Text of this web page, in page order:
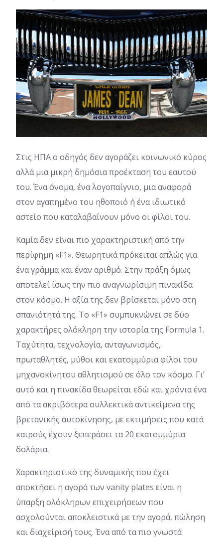
Στις ΗΠΑ ο οδηγός δεν αγοράζει κοινωνικό κύρος
αλλά μια μικρή δημόσια προέκταση του εαυτού
του. Ένα όνομα, ένα λογοπαίγνιο, μια αναφορά
στον αγαπημένο του ηθοποιό ή ένα ιδιωτικό
αστείο που καταλαβαίνουν μόνο οι φίλοι του.
Καμία δεν είναι πιο χαρακτηριστική από την
περίφημη «F1». Θεωρητικά πρόκειται απλώς για
ένα γράμμα και έναν αριθμό. Στην πράξη όμως
αποτελεί ίσως την πιο αναγνωρίσιμη πινακίδα
στον κόσμο. Η αξία της δεν βρίσκεται μόνο στη
σπανιότητά της. Το «F1» συμπυκνώνει σε δύο
χαρακτήρες ολόκληρη την ιστορία της Formula 1.
Ταχύτητα, τεχνολογία, ανταγωνισμός,
πρωταθλητές, μύθοι και εκατομμύρια φίλοι του
μηχανοκίνητου αθλητισμού σε όλο τον κόσμο. Γι’
αυτό και η πινακίδα θεωρείται εδώ και χρόνια ένα
από τα ακριβότερα συλλεκτικά αντικείμενα της
βρετανικής αυτοκίνησης, με εκτιμήσεις που κατά
καιρούς έχουν ξεπεράσει τα 20 εκατομμύρια
δολάρια.
Χαρακτηριστικό της δυναμικής που έχει
αποκτήσει η αγορά των vanity plates είναι η
ύπαρξη ολόκληρων επιχειρήσεων που
ασχολούνται αποκλειστικά με την αγορά, πώληση
και διαχείρισή τους. Ένα από τα πιο γνωστά